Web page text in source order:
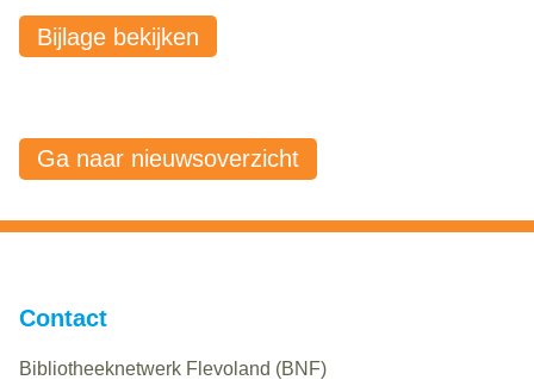
Bijlage bekijken
Ga naar nieuwsoverzicht
Contact
Bibliotheeknetwerk Flevoland (BNF)